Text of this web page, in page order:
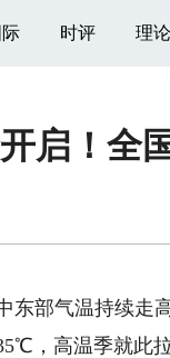
际 时评 理论
启！全
部气温持续走高
，高温季就此